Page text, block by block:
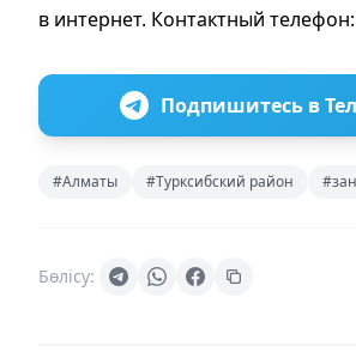
в интернет. Контактный
Подпишитесь в
#Алматы #Турксибский район
Бөлісу: